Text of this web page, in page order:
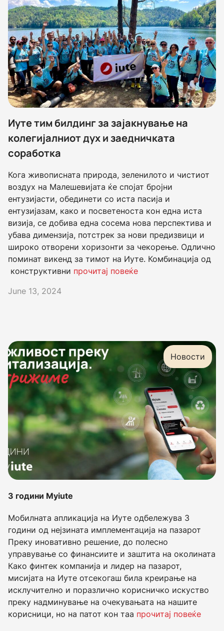
Иуте тим билдинг за зајакнување на
колегијалниот дух и заедничката
соработка
Кога живописната природа, зеленилото и чистиот
воздух на Малешевијата ќе спојат бројни
ентузијасти, обединети со иста пасија и
ентузијазам, како и посветеноста кон една иста
визија, се добива една сосема нова перспектива и
убава димензија, потстрек за нови предизвици и
широко отворени хоризонти за чекорење. Одлично
поминат викенд за тимот на Иуте. Комбинација од
конструктивни прочитај повеќе
June 13, 2024
3 години Myiute
Мобилната апликација на Иуте одбележува 3
години од нејзината имплементација на пазарот
Преку иновативно решение, до полесно
управување со финансиите и заштита на околината
Како финтек компанија и лидер на пазарот,
мисијата на Иуте отсекогаш била креирање на
исклучително и поразлично корисничко искуство
преку надминување на очекувањата на нашите
корисници, но на патот кон таа прочитај повеќе
Новости